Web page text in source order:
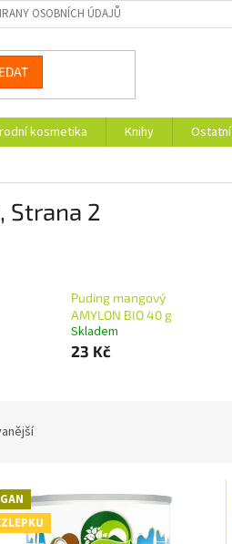
OSOBNÍCH ÚDAJŮ
kosmetika Knihy Ostatní
, Strana 2
Puding mangový
AMYLON BIO 40 g
Skladem
23 Kč